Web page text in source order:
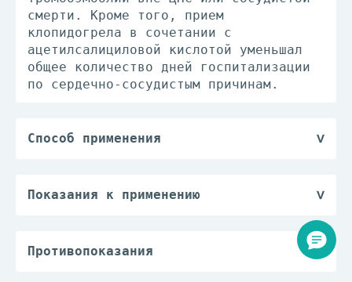
смерти. Кроме того, прием
клопидогрела в сочетании с
ацетилсалициловой кислотой уменьшал
общее количество дней госпитализации
по сердечно-сосудистым причинам.
Способ применения
Для профилактики ишемических
диагностированного заболевания
Показания к применению
пациентов с острым коронарным
Противопоказания